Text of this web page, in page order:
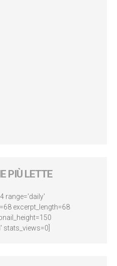
PIÙ LETTE
range='daily'
excerpt_length=68
stats_views=0]